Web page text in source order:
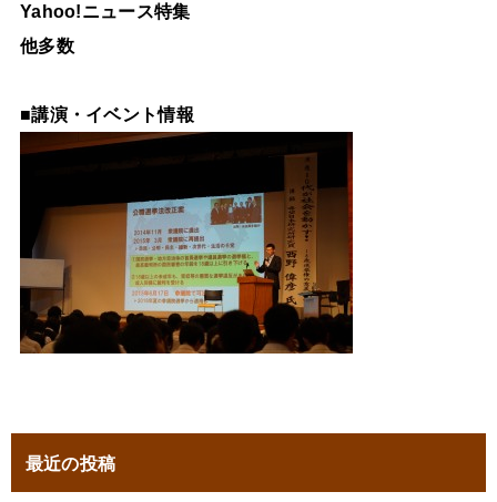
Yahoo!ニュース特集
他多数
■講演・イベント情報
最近の投稿